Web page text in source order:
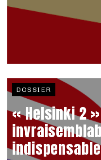
DOSSIER
« Helsinki 2